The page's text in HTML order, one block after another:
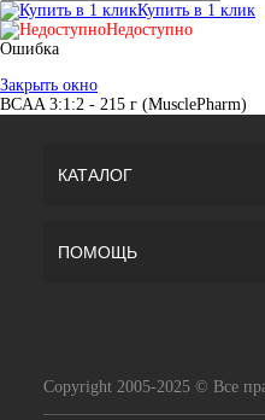
Купить в 1 клик
Недоступно
Ошибка
Закрыть окно
BCAA 3:1:2 - 215 г (MusclePharm)
КАТАЛОГ
ПОМОЩЬ
Copyright 2005-2025 © Все